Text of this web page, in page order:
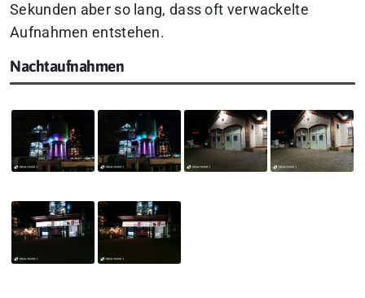
Sekunden aber so lang, dass oft verwackelte
Aufnahmen entstehen.
Nachtaufnahmen